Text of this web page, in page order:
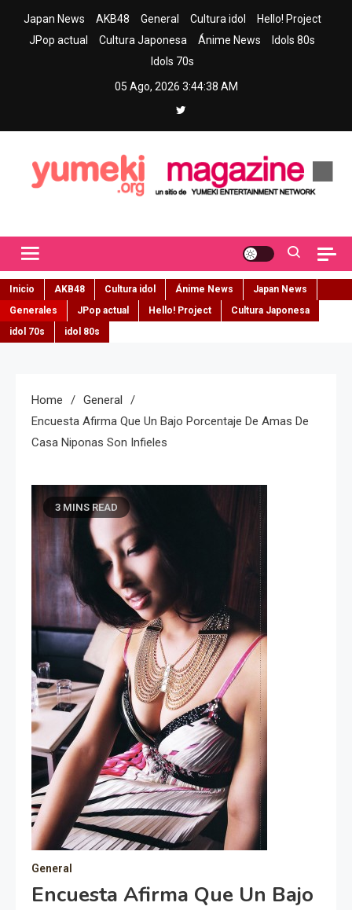
Japan News AKB48 General Cultura idol
Hello! Project
JPop actual
Cultura Japonesa Ánime News
Idols 80s
Idols 70s
05 Ago, 2026 3:44:39 AM
Inicio AKB48 Cultura idol Ánime News
Japan News
Generales
JPop actual Hello! Project
Cultura Japonesa
idol 70s
idol 80s
Home
General
Encuesta Afirma Que Un Bajo Porcentaje De Amas De
Casa Niponas Son Infieles
3 MINS READ
General
Encuesta Afirma Que Un Bajo